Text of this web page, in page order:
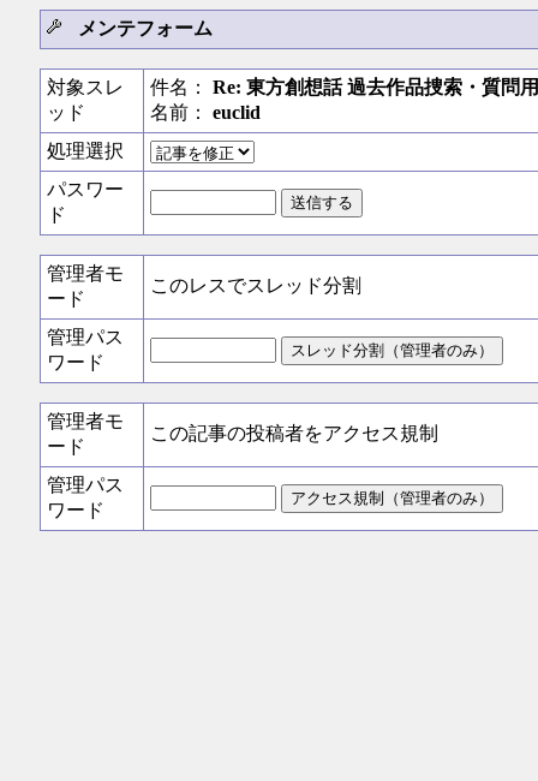
メンテフォーム
対象スレ
ッド
件名： Re: 東方創想話 過去作品捜索・質問
名前： euclid
処理選択
パスワー
ド
管理者モ
ード
このレスでスレッド分割
管理パス
ワード
管理者モ
ード
この記事の投稿者をアクセス規制
管理パス
ワード